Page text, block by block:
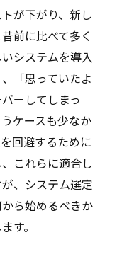
が下がり、新し
前に比べて多く
システムを導入
「思っていたよ
ーしてしまっ
ケースも少なか
回避するために
これらに適合し
、システム選定
ら始めるべきか
す。